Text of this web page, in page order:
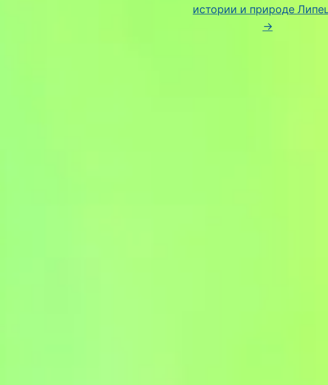
истории и природе
→